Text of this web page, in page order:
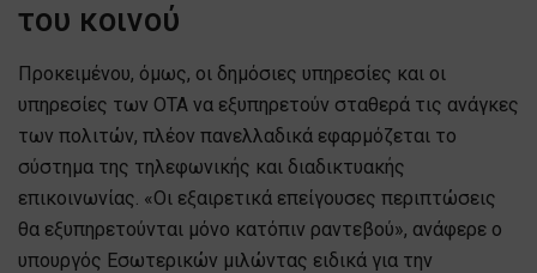
του κοινού
Προκειμένου, όμως, οι δημόσιες υπηρεσίες και οι
υπηρεσίες των ΟΤΑ να εξυπηρετούν σταθερά τις ανάγκες
των πολιτών, πλέον πανελλαδικά εφαρμόζεται το
σύστημα της τηλεφωνικής και διαδικτυακής
επικοινωνίας. «Οι εξαιρετικά επείγουσες περιπτώσεις
θα εξυπηρετούνται μόνο κατόπιν ραντεβού», ανάφερε ο
υπουργός Εσωτερικών μιλώντας ειδικά για την